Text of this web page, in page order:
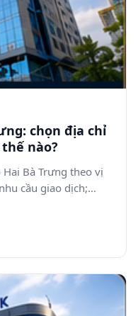
chọn địa chỉ
nào?
Bà Trưng theo vị
cầu giao dịch;